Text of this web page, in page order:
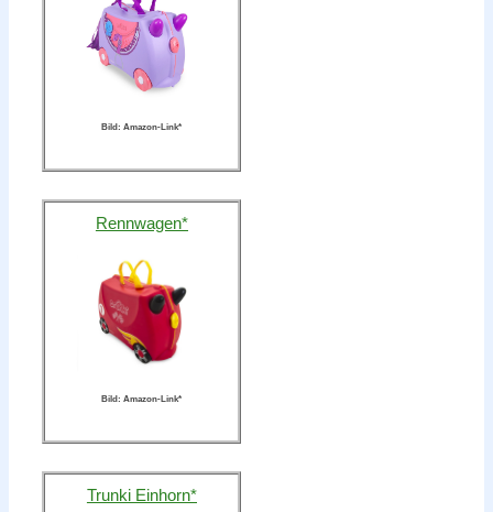
Bild: Amazon-Link*
Rennwagen*
Bild: Amazon-Link*
Trunki Einhorn*